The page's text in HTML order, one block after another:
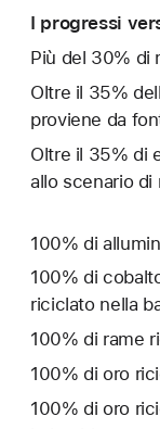
I progressi
Più del 30% di
Oltre il 35%
proviene da
Oltre il 35% di
allo scenario di
100% di
100% di
riciclato nella
100% di rame
100% di oro
100% di oro